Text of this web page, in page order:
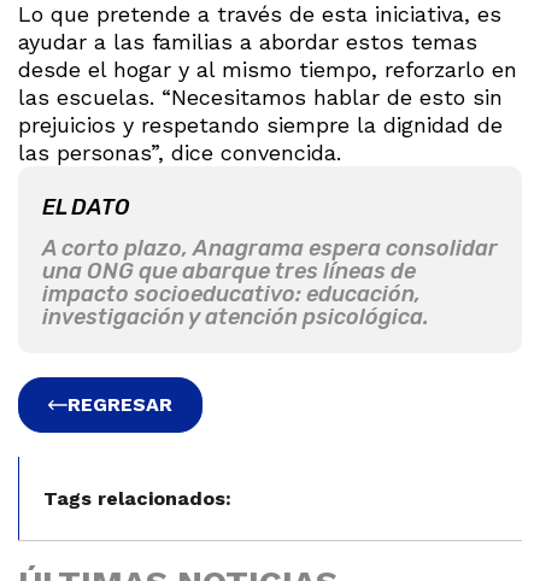
Lo que pretende a través de esta iniciativa, es
ayudar a las familias a abordar estos temas
desde el hogar y al mismo tiempo, reforzarlo en
las escuelas. “Necesitamos hablar de esto sin
prejuicios y respetando siempre la dignidad de
las personas”, dice convencida.
EL DATO
A corto plazo, Anagrama espera consolidar
una ONG que abarque tres líneas de
impacto socioeducativo: educación,
investigación y atención psicológica.
REGRESAR
Tags relacionados: